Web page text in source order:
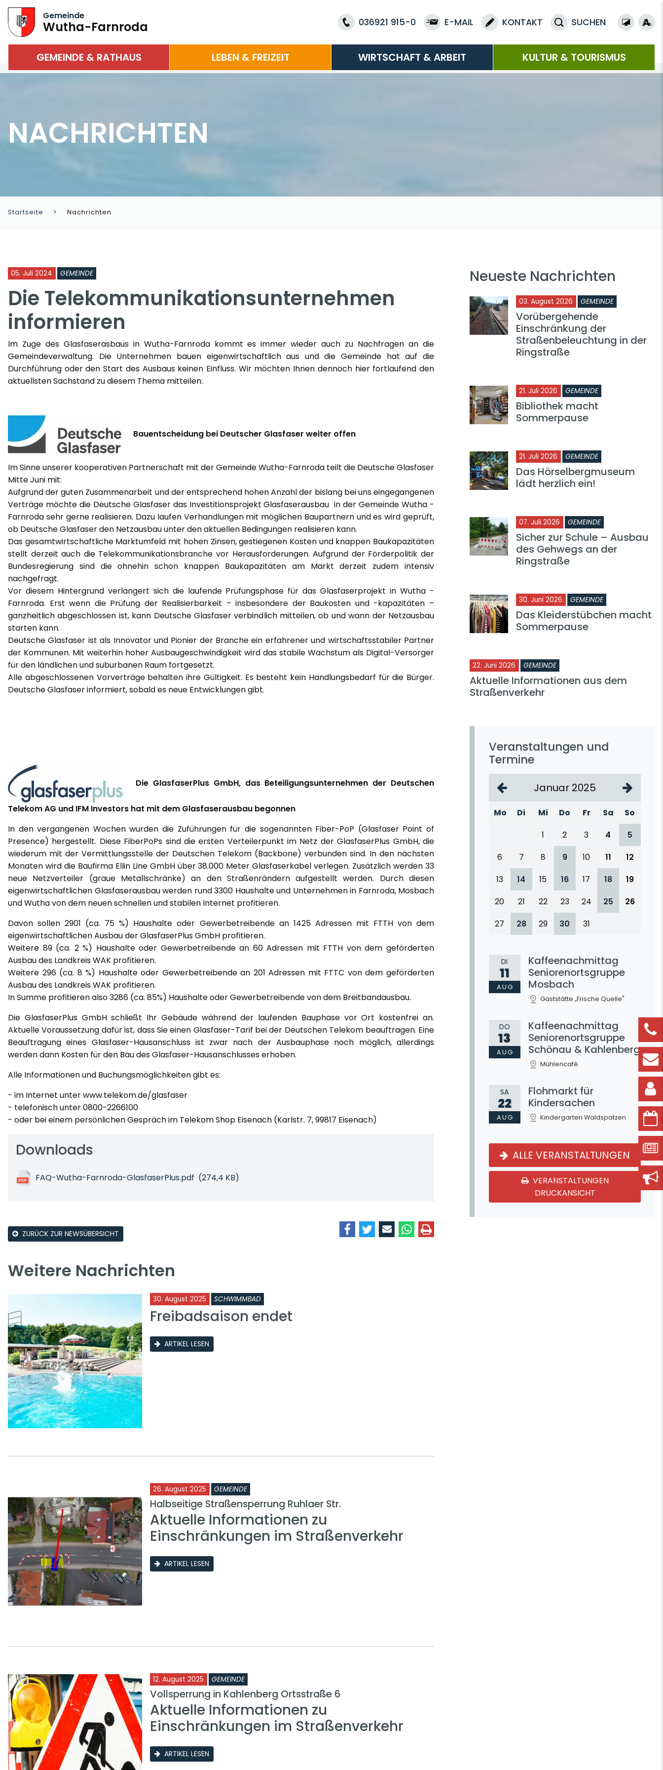
Gemeinde
Wutha-Farnroda 036921 915-0 E-MAIL KONTAKT SUCHEN
GEMEINDE & RATHAUS LEBEN & FREIZEIT WIRTSCHAFT & ARBEIT KULTUR & TOURISMUS
NACHRICHTEN
Startseite Nachrichten
05. Juli 2024 GEMEINDE
Die Telekommunikationsunternehmen
informieren
Im Zuge des Glasfaserasbaus in Wutha-Farnroda kommt es immer wieder auch zu Nachfragen an die
Gemeindeverwaltung. Die Unternehmen bauen eigenwirtschaftlich aus und die Gemeinde hat auf die
Durchführung oder den Start des Ausbaus keinen Einfluss. Wir möchten Ihnen dennoch hier fortlaufend den
aktuellsten Sachstand zu diesem Thema mitteilen:
Bauentscheidung bei Deutscher Glasfaser weiter offen
Im Sinne unserer kooperativen Partnerschaft mit der Gemeinde Wutha-Farnroda teilt die Deutsche Glasfaser
Mitte Juni mit:
Aufgrund der guten Zusammenarbeit und der entsprechend hohen Anzahl der bislang bei uns eingegangenen
Verträge möchte die Deutsche Glasfaser das Investitionsprojekt Glasfaserausbau in der Gemeinde Wutha -
Farnroda sehr gerne realisieren. Dazu laufen Verhandlungen mit möglichen Baupartnern und es wird geprüft,
ob Deutsche Glasfaser den Netzausbau unter den aktuellen Bedingungen realisieren kann.
Das gesamtwirtschaftliche Marktumfeld mit hohen Zinsen, gestiegenen Kosten und knappen Baukapazitäten
stellt derzeit auch die Telekommunikationsbranche vor Herausforderungen. Aufgrund der Förderpolitik der
Bundesregierung sind die ohnehin schon knappen Baukapazitäten am Markt derzeit zudem intensiv
nachgefragt.
Vor diesem Hintergrund verlängert sich die laufende Prüfungsphase für das Glasfaserprojekt in Wutha -
Farnroda. Erst wenn die Prüfung der Realisierbarkeit – insbesondere der Baukosten und -kapazitäten –
ganzheitlich abgeschlossen ist, kann Deutsche Glasfaser verbindlich mitteilen, ob und wann der Netzausbau
starten kann.
Deutsche Glasfaser ist als Innovator und Pionier der Branche ein erfahrener und wirtschaftsstabiler Partner
der Kommunen. Mit weiterhin hoher Ausbaugeschwindigkeit wird das stabile Wachstum als Digital-Versorger
für den ländlichen und suburbanen Raum fortgesetzt.
Alle abgeschlossenen Vorverträge behalten ihre Gültigkeit. Es besteht kein Handlungsbedarf für die Bürger.
Deutsche Glasfaser informiert, sobald es neue Entwicklungen gibt.
Die GlasfaserPlus GmbH, das Beteiligungsunternehmen der Deutschen
Telekom AG und IFM Investors hat mit dem Glasfaserausbau begonnen
In den vergangenen Wochen wurden die Zuführungen für die sogenannten Fiber-PoP (Glasfaser Point of
Presence) hergestellt. Diese FiberPoPs sind die ersten Verteilerpunkt im Netz der GlasfaserPlus GmbH, die
wiederum mit der Vermittlungsstelle der Deutschen Telekom (Backbone) verbunden sind. In den nächsten
Monaten wird die Baufirma Ellin Line GmbH über 38.000 Meter Glasfaserkabel verlegen. Zusätzlich werden 33
neue Netzverteiler (graue Metallschränke) an den Straßenrändern aufgestellt werden. Durch diesen
eigenwirtschaftlichen Glasfaserausbau werden rund 3300 Haushalte und Unternehmen in Farnroda, Mosbach
und Wutha von dem neuen schnellen und stabilen Internet profitieren.
Davon sollen 2901 (ca. 75 %) Haushalte oder Gewerbetreibende an 1425 Adressen mit FTTH von dem
eigenwirtschaftlichen Ausbau der GlasfaserPlus GmbH profitieren.
Weitere 89 (ca. 2 %) Haushalte oder Gewerbetreibende an 60 Adressen mit FTTH von dem geförderten
Ausbau des Landkreis WAK profitieren.
Weitere 296 (ca. 8 %) Haushalte oder Gewerbetreibende an 201 Adressen mit FTTC von dem geförderten
Ausbau des Landkreis WAK profitieren.
In Summe profitieren also 3286 (ca. 85%) Haushalte oder Gewerbetreibende von dem Breitbandausbau.
Die GlasfaserPlus GmbH schließt Ihr Gebäude während der laufenden Bauphase vor Ort kostenfrei an.
Aktuelle Voraussetzung dafür ist, dass Sie einen Glasfaser-Tarif bei der Deutschen Telekom beauftragen. Eine
Beauftragung eines Glasfaser-Hausanschluss ist zwar nach der Ausbauphase noch möglich, allerdings
werden dann Kosten für den Bau des Glasfaser-Hausanschlusses erhoben.
Alle Informationen und Buchungsmöglichkeiten gibt es:
- im Internet unter www.telekom.de/glasfaser
- telefonisch unter 0800-2266100
- oder bei einem persönlichen Gespräch im Telekom Shop Eisenach (Karlstr. 7, 99817 Eisenach)
Downloads
FAQ-Wutha-Farnroda-GlasfaserPlus.pdf (274,4 KB)
ZURÜCK ZUR NEWSÜBERSICHT
Weitere Nachrichten
30. August 2025 SCHWIMMBAD
Freibadsaison endet
ARTIKEL LESEN
26. August 2025 GEMEINDE
Halbseitige Straßensperrung Ruhlaer Str.
Aktuelle Informationen zu
Einschränkungen im Straßenverkehr
ARTIKEL LESEN
12. August 2025 GEMEINDE
Vollsperrung in Kahlenberg Ortsstraße 6
Aktuelle Informationen zu
Einschränkungen im Straßenverkehr
ARTIKEL LESEN
Neueste Nachrichten
03. August 2026 GEMEINDE
Vorübergehende
Einschränkung der
Straßenbeleuchtung in der
Ringstraße
21. Juli 2026 GEMEINDE
Bibliothek macht
Sommerpause
21. Juli 2026 GEMEINDE
Das Hörselbergmuseum
lädt herzlich ein!
07. Juli 2026 GEMEINDE
Sicher zur Schule – Ausbau
des Gehwegs an der
Ringstraße
30. Juni 2026 GEMEINDE
Das Kleiderstübchen macht
Sommerpause
22. Juni 2026 GEMEINDE
Aktuelle Informationen aus dem
Straßenverkehr
Veranstaltungen und
Termine
Januar 2025
Mo Di Mi Do Fr Sa
So
1
2 3 4
5
6
7 8 9 10 11
12
13
14 15 16 17 18
19
20
21 22 23 24 25
26
27
28 29 30 31
DI
11
AUG
Kaffeenachmittag
Seniorenortsgruppe
Mosbach
Gaststätte „Frische Quelle"
DO
13
AUG
Kaffeenachmittag
Seniorenortsgruppe
Schönau & Kahlenberg
Mühlencafé
SA
22
AUG
Flohmarkt für
Kindersachen
Kindergarten Waldspatzen
ALLE VERANSTALTUNGEN
VERANSTALTUNGEN
DRUCKANSICHT